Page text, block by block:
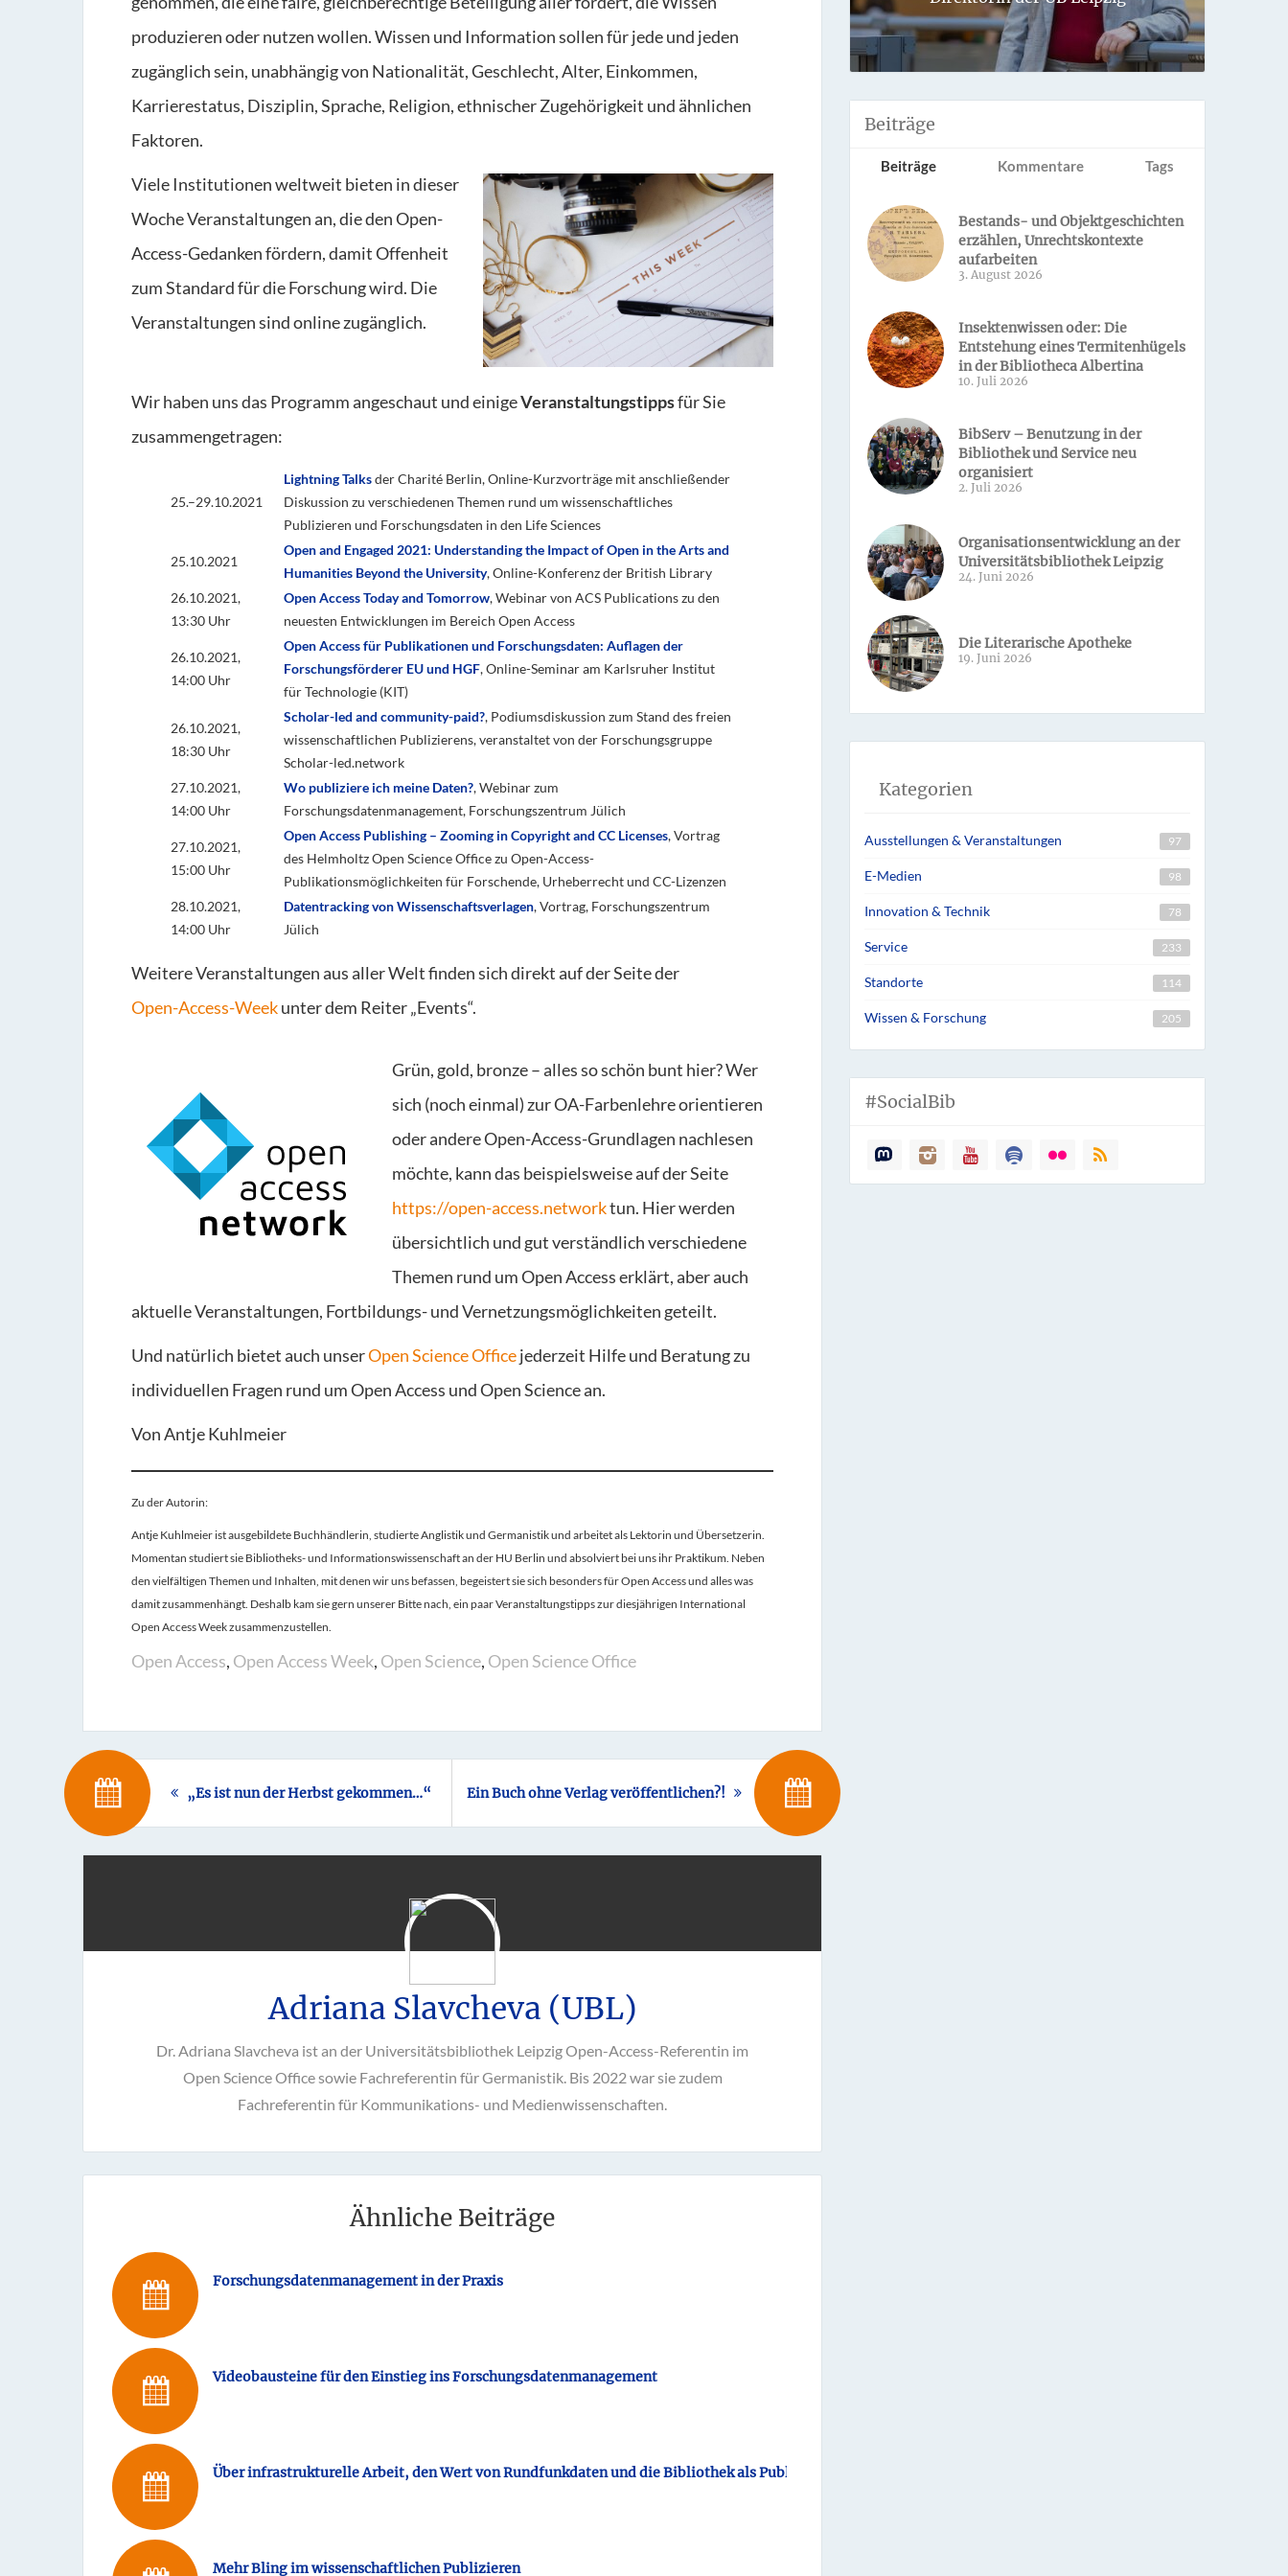
produzieren oder nutzen wollen. Wissen und Information sollen für jede und jeden
zugänglich sein, unabhängig von Nationalität, Geschlecht, Alter, Einkommen,
Karrierestatus, Disziplin, Sprache, Religion, ethnischer Zugehörigkeit und ähnlichen
Faktoren.
Viele Institutionen weltweit bieten in dieser
Woche Veranstaltungen an, die den Open-
Access-Gedanken fördern, damit Offenheit
zum Standard für die Forschung wird. Die
Veranstaltungen sind online zugänglich.
Wir haben uns das Programm angeschaut und einigeVeranstaltungstippsfür Sie
zusammengetragen:
25.–29.10.2021
Lightning Talksder Charité Berlin, Online-Kurzvorträge mit anschließender
Diskussion zu verschiedenen Themen rund um wissenschaftliches
Publizieren und Forschungsdaten in den Life Sciences
25.10.2021
Open and Engaged 2021: Understanding the Impact of Open in the Arts and
Humanities Beyond the University, Online-Konferenz der British Library
26.10.2021,
13:30 Uhr
Open Access Today and Tomorrow, Webinar von ACS Publications zu den
neuesten Entwicklungen im Bereich Open Access
26.10.2021,
14:00 Uhr
Open Access für Publikationen und Forschungsdaten: Auflagen der
Forschungsförderer EU und HGF, Online-Seminar am Karlsruher Institut
für Technologie (KIT)
26.10.2021,
18:30 Uhr
Scholar-led and community-paid?, Podiumsdiskussion zum Stand des freien
wissenschaftlichen Publizierens, veranstaltet von der Forschungsgruppe
Scholar-led.network
27.10.2021,
14:00 Uhr
Wo publiziere ich meine Daten?, Webinar zum
Forschungsdatenmanagement, Forschungszentrum Jülich
27.10.2021,
15:00 Uhr
Open Access Publishing – Zooming in Copyright and CC Licenses, Vortrag
des Helmholtz Open Science Office zu Open-Access-
Publikationsmöglichkeiten für Forschende, Urheberrecht und CC-Lizenzen
28.10.2021,
14:00 Uhr
Datentracking von Wissenschaftsverlagen, Vortrag, Forschungszentrum
Jülich
Weitere Veranstaltungen aus aller Welt finden sich direkt auf der Seite der
Open-Access-Weekunter dem Reiter „Events“.
Grün, gold, bronze – alles so schön bunt hier? Wer
sich (noch einmal) zur OA-Farbenlehre orientieren
oder andere Open-Access-Grundlagen nachlesen
möchte, kann das beispielsweise auf der Seite
https://open-access.networktun. Hier werden
übersichtlich und gut verständlich verschiedene
Themen rund um Open Access erklärt, aber auch
aktuelle Veranstaltungen, Fortbildungs- und Vernetzungsmöglichkeiten geteilt.
Und natürlich bietet auch unserOpen Science Officejederzeit Hilfe und Beratung zu
individuellen Fragen rund um Open Access und Open Science an.
Von Antje Kuhlmeier
Zu der Autorin:
Antje Kuhlmeier ist ausgebildete Buchhändlerin, studierte Anglistik und Germanistik und arbeitet als Lektorin und Übersetzerin.
Momentan studiert sie Bibliotheks- und Informationswissenschaft an der HU Berlin und absolviert bei uns ihr Praktikum. Neben
den vielfältigen Themen und Inhalten, mit denen wir uns befassen, begeistert sie sich besonders für Open Access und alles was
damit zusammenhängt. Deshalb kam sie gern unserer Bitte nach, ein paar Veranstaltungstipps zur diesjährigen International
Open Access Week zusammenzustellen.
Open Access, Open Access Week, Open Science, Open Science Office
„Es ist nun der Herbst gekommen…“ Ein Buch ohne Verlag veröffentlichen?!
Adriana Slavcheva (UBL)
Dr. Adriana Slavcheva ist an der Universitätsbibliothek Leipzig Open-Access-Referentin im
Open Science Office sowie Fachreferentin für Germanistik. Bis 2022 war sie zudem
Fachreferentin für Kommunikations- und Medienwissenschaften.
Ähnliche Beiträge
Forschungsdatenmanagement in der Praxis
Videobausteine für den Einstieg ins Forschungsdatenmanagement
­­Über infrastrukturelle Arbeit, den Wert von Rundfunkdaten und die Bibliothek als Publikationsdienstleisterin
Mehr Bling im wissenschaftlichen Publizieren
Beiträge
Beiträge Kommentare Tags
Bestands- und Objektgeschichten
erzählen, Unrechtskontexte
aufarbeiten
3. August 2026
Insektenwissen oder: Die
Entstehung eines Termitenhügels
in der Bibliotheca Albertina
10. Juli 2026
BibServ – Benutzung in der
Bibliothek und Service neu
organisiert
2. Juli 2026
Organisationsentwicklung an der
Universitätsbibliothek Leipzig
24. Juni 2026
Die Literarische Apotheke
19. Juni 2026
Kategorien
Ausstellungen & Veranstaltungen 97
E-Medien 98
Innovation & Technik 78
Service 233
Standorte 114
Wissen & Forschung 205
#SocialBib